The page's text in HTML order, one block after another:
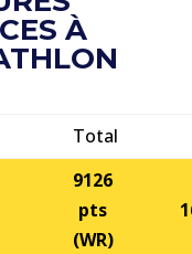
À
Total
9126
pts
(WR)